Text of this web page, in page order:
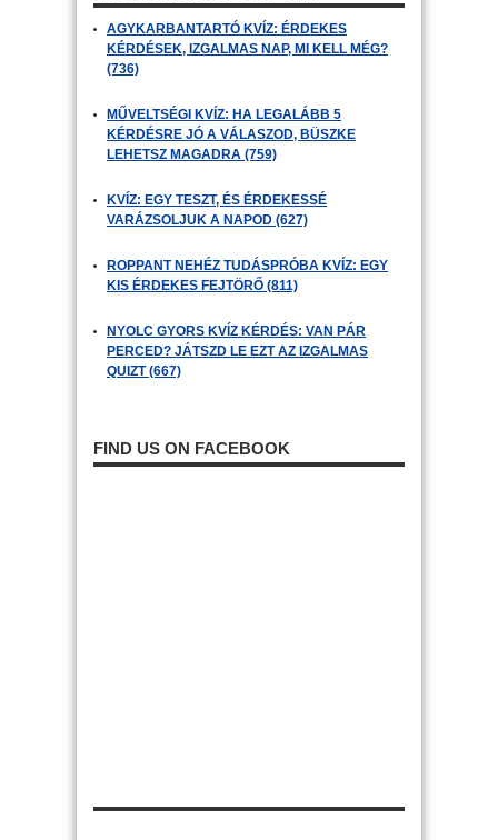
AGYKARBANTARTÓ KVÍZ: ÉRDEKES
KÉRDÉSEK, IZGALMAS NAP, MI KELL MÉG?
(736)
MŰVELTSÉGI KVÍZ: HA LEGALÁBB 5
KÉRDÉSRE JÓ A VÁLASZOD, BÜSZKE
LEHETSZ MAGADRA (759)
KVÍZ: EGY TESZT, ÉS ÉRDEKESSÉ
VARÁZSOLJUK A NAPOD (627)
ROPPANT NEHÉZ TUDÁSPRÓBA KVÍZ: EGY
KIS ÉRDEKES FEJTÖRŐ (811)
NYOLC GYORS KVÍZ KÉRDÉS: VAN PÁR
PERCED? JÁTSZD LE EZT AZ IZGALMAS
QUIZT (667)
FIND US ON FACEBOOK